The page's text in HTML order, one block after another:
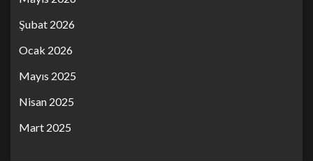
Şubat 2026
Ocak 2026
Mayıs 2025
Nisan 2025
Mart 2025